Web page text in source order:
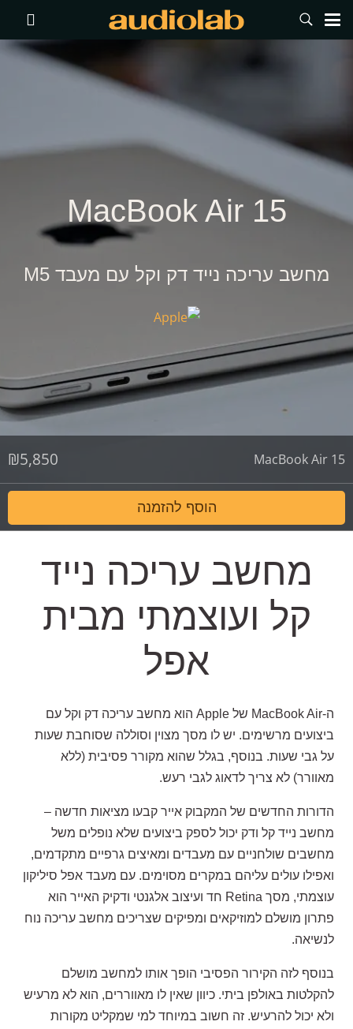
MacBook Air 15
מחשב עריכה נייד דק וקל עם מעבד M5
MacBook Air 15
₪5,850
הוסף להזמנה
מחשב עריכה נייד
קל ועוצמתי מבית
אפל
ה-MacBook Air של Apple הוא מחשב עריכה דק וקל עם
ביצועים מרשימים. יש לו מסך מצוין וסוללה שסוחבת שעות
על גבי שעות. בנוסף, בגלל שהוא מקורר פסיבית (ללא
מאוורר) לא צריך לדאוג לגבי רעש.
הדורות החדשים של המקבוק אייר קבעו מציאות חדשה –
מחשב נייד קל ודק יכול לספק ביצועים שלא נופלים משל
מחשבים שולחניים עם מעבדים ומאיצים גרפיים מתקדמים,
ואפילו עולים עליהם במקרים מסוימים. עם מעבד אפל סיליקון
עוצמתי, מסך Retina חד ועיצוב אלגנטי ודקיק האייר הוא
פתרון מושלם למוזיקאים ומפיקים שצריכים מחשב עריכה נוח
לנשיאה.
בנוסף לזה הקירור הפסיבי הופך אותו למחשב מושלם
להקלטות באולפן ביתי. כיוון שאין לו מאווררים, הוא לא מרעיש
ולא יכול להרעיש. זה חשוב במיוחד למי שמקליט מקורות